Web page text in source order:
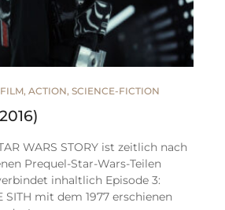
, ACTION, SCIENCE-FICTION
WARS STORY ist zeitlich nach
Prequel-Star-Wars-Teilen
inhaltlich Episode 3:
SITH mit dem 1977 erschienen